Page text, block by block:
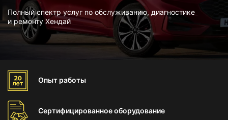
Полный спектр услуг по обслуживанию, диагностике
и ремонту Хендай
Опыт работы
Сертифицированноеоборудование